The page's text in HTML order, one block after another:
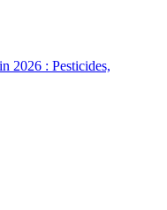
2026 : Pesticides,